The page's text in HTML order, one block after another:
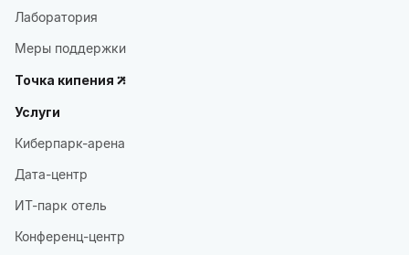
Лаборатория
Меры поддержки
Точка кипения
Услуги
Киберпарк-арена
Дата-центр
ИТ-парк отель
Конференц-центр